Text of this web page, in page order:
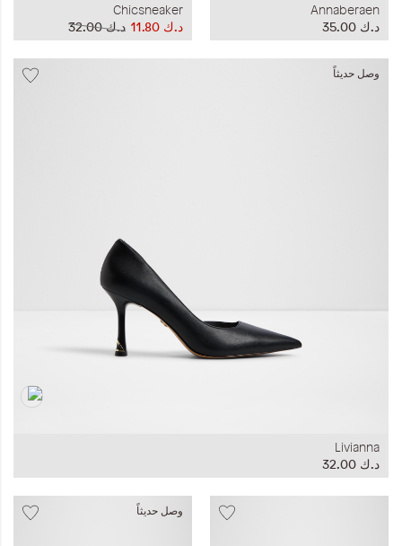
Annaberaen
د.ك‏ 35.00
Chicsneaker
د.ك‏ 32.00
د.ك‏ 11.80
وصل حديثاً
Livianna
د.ك‏ 32.00
وصل حديثاً